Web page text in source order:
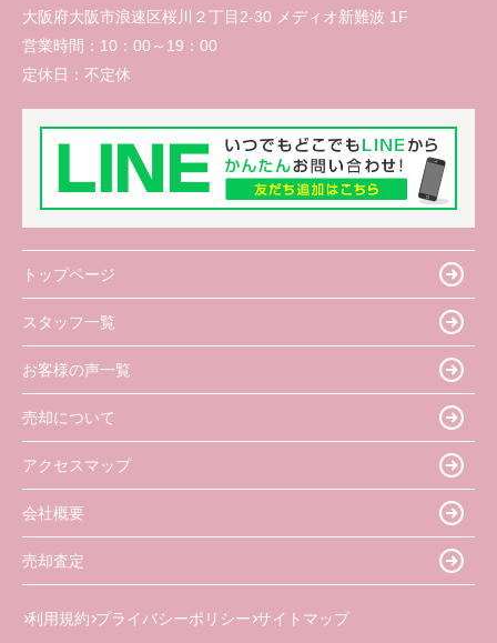
大阪府大阪市浪速区桜川２丁目2-30 メディオ新難波 1F
営業時間： 10：00～19：00
定休日： 不定休
トップページ
スタッフ一覧
お客様の声一覧
売却について
アクセスマップ
会社概要
売却査定
利用規約 プライバシーポリシー サイトマップ